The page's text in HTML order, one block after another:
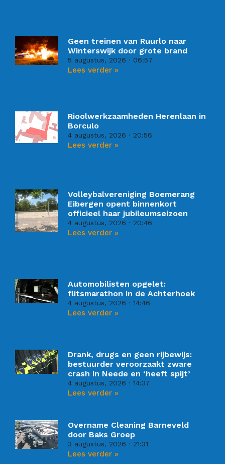
Geen treinen van Ruurlo naar
Winterswijk door grote brand
5 augustus, 2026 06:57
Lees verder »
Rioolwerkzaamheden Herenlaan in
Borculo
4 augustus, 2026 20:56
Lees verder »
Volleybalvereniging Boemerang
Eibergen opent binnenkort
officieel haar jubileumseizoen
4 augustus, 2026 20:46
Lees verder »
Automobilisten opgelet:
flitsmarathon in de Achterhoek
4 augustus, 2026 14:46
Lees verder »
Drank, drugs en geen rijbewijs:
bestuurder veroorzaakt zware
crash in Neede en ‘heeft spijt’
4 augustus, 2026 14:37
Lees verder »
Overname Cleaning Barneveld
door Baks Groep
3 augustus, 2026 21:31
Lees verder »